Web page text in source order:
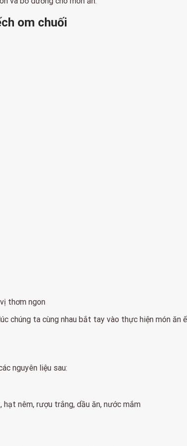
om chuối
thơm ngon
chúng ta cùng nhau bắt tay vào thực hiện món
nguyên liệu sau:
nêm, rượu trắng, dầu ăn, nước mắm